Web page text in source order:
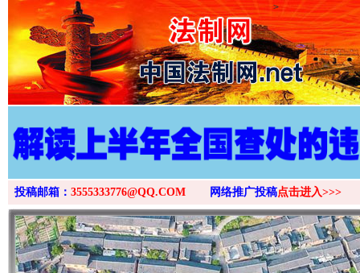
>
投稿邮箱： 3555333776@QQ.COM 网络推广投稿点击进入>>>